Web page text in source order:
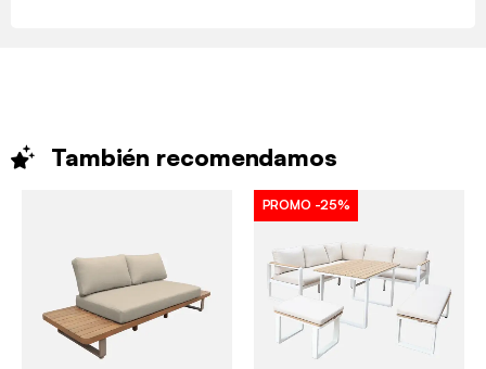
También recomendamos
PROMO -25%